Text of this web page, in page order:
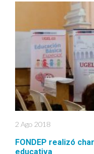
2 Ago 2018
FONDEP realizó
educativa